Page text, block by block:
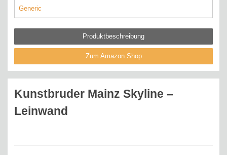
Generic
Produktbeschreibung
Zum Amazon Shop
Kunstbruder Mainz Skyline –
Leinwand